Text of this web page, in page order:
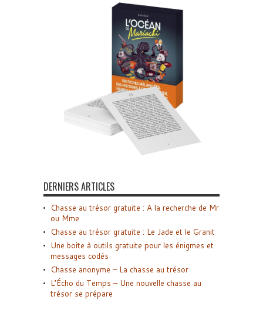
DERNIERS ARTICLES
Chasse au trésor gratuite : A la recherche de Mr
ou Mme
Chasse au trésor gratuite : Le Jade et le Granit
Une boîte à outils gratuite pour les énigmes et
messages codés
Chasse anonyme – La chasse au trésor
L’Écho du Temps – Une nouvelle chasse au
trésor se prépare